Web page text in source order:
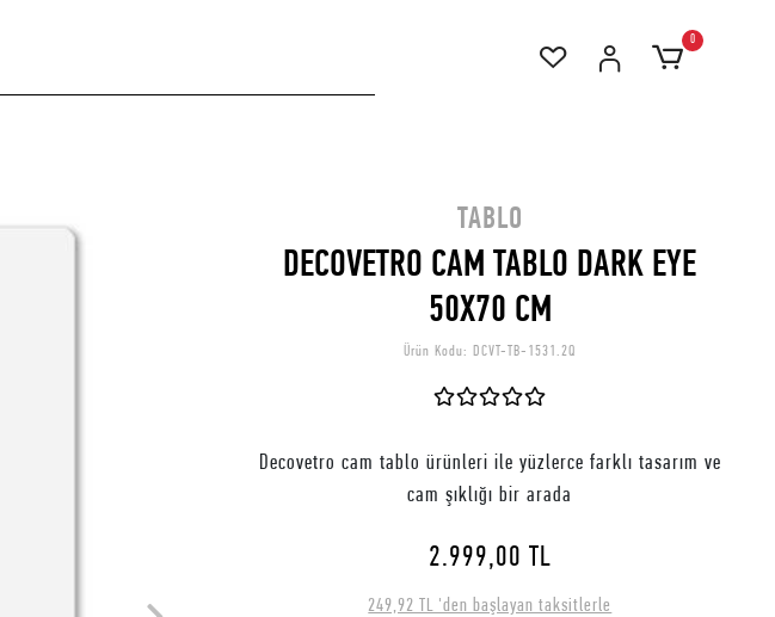
0
TABLO
DECOVETRO CAM TABLO DARK EYE
50X70 CM
Ürün Kodu: DCVT-TB-1531.2Q
Decovetro cam tablo ürünleri ile yüzlerce farklı tasarım ve
cam şıklığı bir arada
2.999,00 TL
249,92 TL 'den başlayan taksitlerle